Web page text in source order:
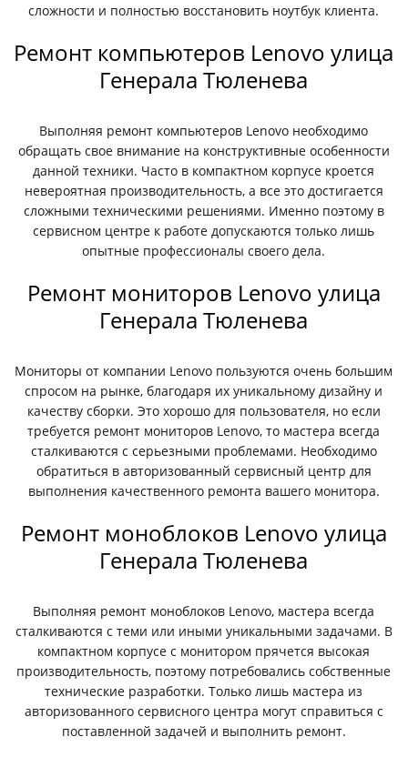
сложности и полностью восстановить ноутбук клиента.
Ремонт компьютеров Lenovo улица
Генерала Тюленева
Выполняя ремонт компьютеров Lenovo необходимо
обращать свое внимание на конструктивные особенности
данной техники. Часто в компактном корпусе кроется
невероятная производительность, а все это достигается
сложными техническими решениями. Именно поэтому в
сервисном центре к работе допускаются только лишь
опытные профессионалы своего дела.
Ремонт мониторов Lenovo улица
Генерала Тюленева
Мониторы от компании Lenovo пользуются очень большим
спросом на рынке, благодаря их уникальному дизайну и
качеству сборки. Это хорошо для пользователя, но если
требуется ремонт мониторов Lenovo, то мастера всегда
сталкиваются с серьезными проблемами. Необходимо
обратиться в авторизованный сервисный центр для
выполнения качественного ремонта вашего монитора.
Ремонт моноблоков Lenovo улица
Генерала Тюленева
Выполняя ремонт моноблоков Lenovo, мастера всегда
сталкиваются с теми или иными уникальными задачами. В
компактном корпусе с монитором прячется высокая
производительность, поэтому потребовались собственные
технические разработки. Только лишь мастера из
авторизованного сервисного центра могут справиться с
поставленной задачей и выполнить ремонт.